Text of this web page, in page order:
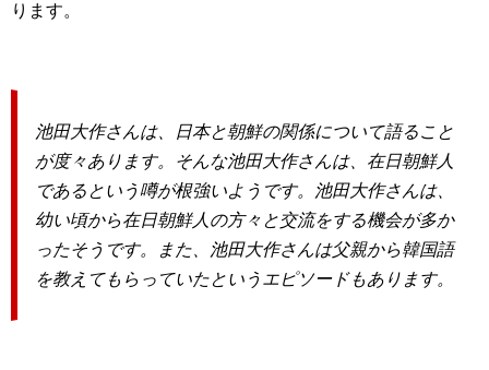
ります。
池田大作さんは、日本と朝鮮の関係について語ること
が度々あります。そんな池田大作さんは、在日朝鮮人
であるという噂が根強いようです。池田大作さんは、
幼い頃から在日朝鮮人の方々と交流をする機会が多か
ったそうです。また、池田大作さんは父親から韓国語
を教えてもらっていたというエピソードもあります。